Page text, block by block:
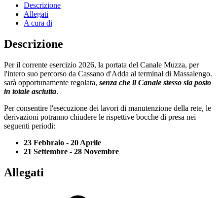
Descrizione
Allegati
A cura di
Descrizione
Per il corrente esercizio 2026, la portata del Canale Muzza, per
l'intero suo percorso da Cassano d'Adda al terminal di Massalengo.
sarà opportunamente regolata, senza che il Canale stesso sia posto
in totale asciutta.
Per consentire l'esecuzione dei lavori di manutenzione della rete, le
derivazioni potranno chiudere le rispettive bocche di presa nei
seguenti periodi:
23 Febbraio - 20 Aprile
21 Settembre - 28 Novembre
Allegati